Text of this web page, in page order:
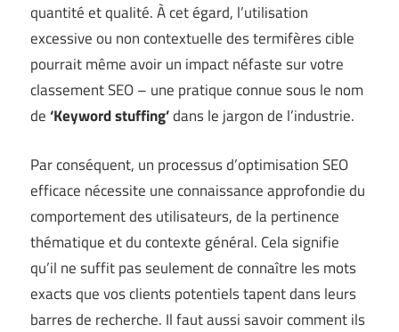
quantité et qualité. À cet égard, l’utilisation
excessive ou non contextuelle des termifères cible
pourrait même avoir un impact néfaste sur votre
classement SEO – une pratique connue sous le nom
de‘Keyword stuffing’dans le jargon de l’industrie.
Par conséquent, un processus d’optimisation SEO
efficace nécessite une connaissance approfondie du
comportement des utilisateurs, de la pertinence
thématique et du contexte général. Cela signifie
qu’il ne suffit pas seulement de connaître les mots
exacts que vos clients potentiels tapent dans leurs
barres de recherche. Il faut aussi savoir comment ils